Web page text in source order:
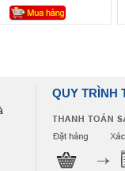
QUY TRÌNH